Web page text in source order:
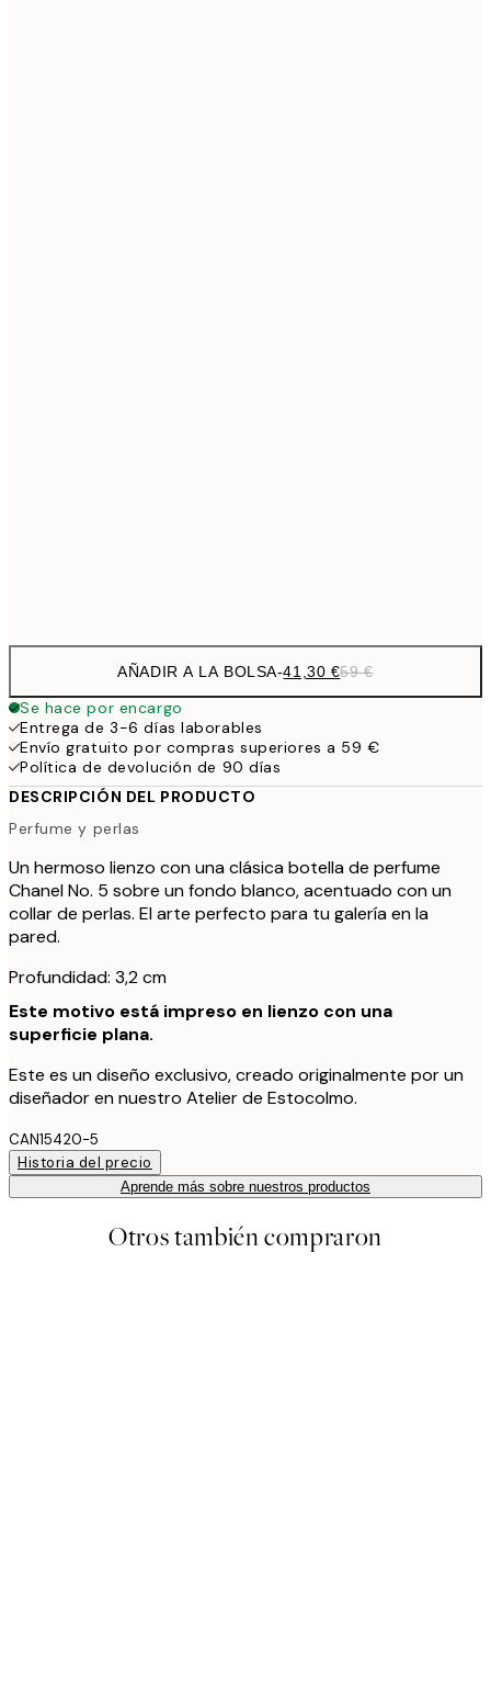
AÑADIR A LA BOLSA-41,30 €59 €
Se hace por encargo
Entrega de 3-6 días laborables
Envío gratuito por compras superiores a 59 €
Política de devolución de 90 días
DESCRIPCIÓN DEL PRODUCTO
Perfume y perlas
Un hermoso lienzo con una clásica botella de perfume
Chanel No. 5 sobre un fondo blanco, acentuado con un
collar de perlas. El arte perfecto para tu galería en la
pared.
Profundidad: 3,2 cm
Este motivo está impreso en lienzo con una
superficie plana.
Este es un diseño exclusivo, creado originalmente por un
diseñador en nuestro Atelier de Estocolmo.
CAN15420-5
Historia del precio
Aprende más sobre nuestros productos
Otros también compraron